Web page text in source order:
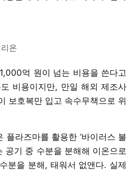
온
억 원이 넘는 비용을 쓴다고
비용이지만, 만일 해외 제조사
보호복만 입고 속수무책으로 위
라즈마를 활용한 ‘바이러스 불
공기 중 수분을 분해해 이온으로
분을 분해, 태워서 없앤다. 실제